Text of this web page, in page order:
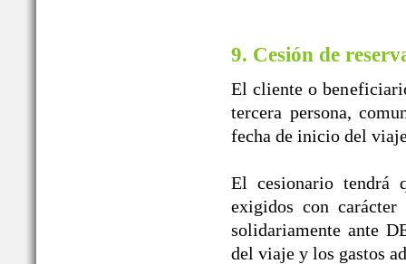
9. Cesión de
El cliente o
tercera persona,
fecha de inicio del
El cesionario tendrá
exigidos con
solidariamente ante
del viaje y los gastos